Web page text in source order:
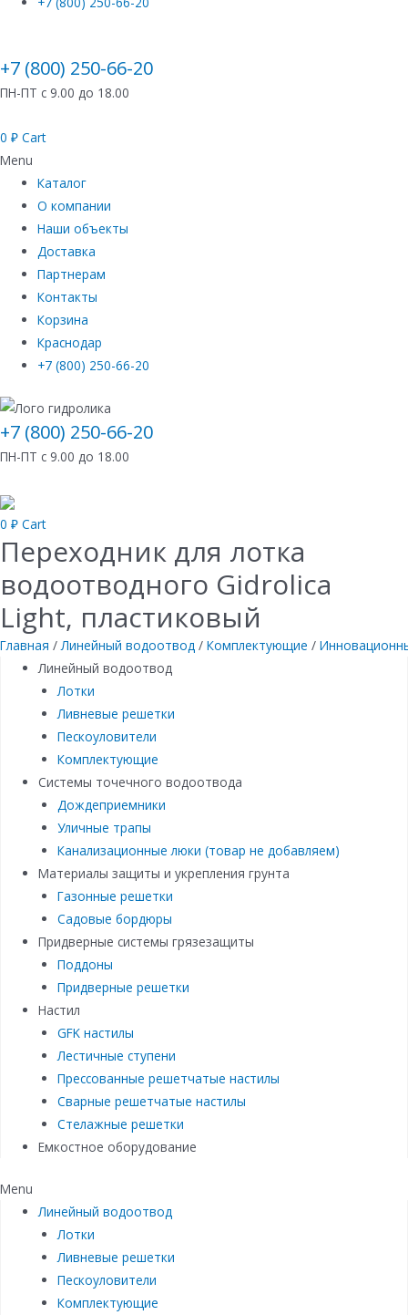
+7 (800) 250-66-20
ПН-ПТ с 9.00 до 18.00
0 ₽ Cart
Menu
Каталог
О компании
Наши объекты
Доставка
Партнерам
Контакты
Корзина
Краснодар
+7 (800) 250-66-20
+7 (800) 250-66-20
ПН-ПТ с 9.00 до 18.00
0 ₽ Cart
Переходник для лотка
водоотводного Gidrolica
Light, пластиковый
Главная /Линейный водоотвод / Комплектующие /
Линейный водоотвод
Лотки
Ливневые решетки
Пескоуловители
Комплектующие
Системы точечного водоотвода
Дождеприемники
Уличные трапы
Канализационные люки (товар не добавляем)
Материалы защиты и укрепления грунта
Газонные решетки
Садовые бордюры
Придверные системы грязезащиты
Поддоны
Придверные решетки
Настил
GFK настилы
Лестичные ступени
Прессованные решетчатые настилы
Сварные решетчатые настилы
Стелажные решетки
Емкостное оборудование
Menu
Линейный водоотвод
Лотки
Ливневые решетки
Пескоуловители
Комплектующие